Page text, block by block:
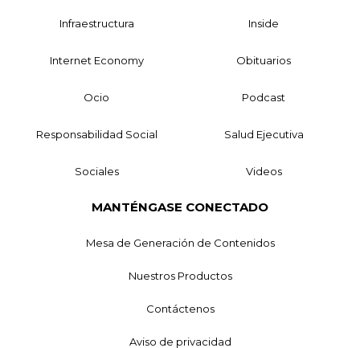
Infraestructura Inside
Internet Economy Obituarios
Ocio Podcast
Responsabilidad Social Salud Ejecutiva
Sociales Videos
MANTÉNGASE CONECTADO
Mesa de Generación de Contenidos
Nuestros Productos
Contáctenos
Aviso de privacidad